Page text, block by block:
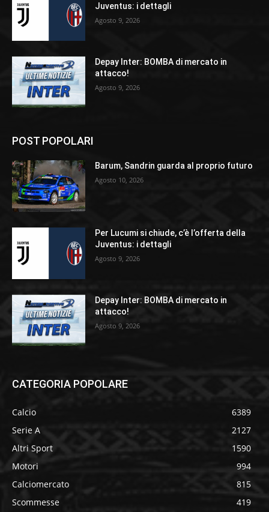
Juventus: i dettagli
Agosto 9, 2026
Depay Inter: BOMBA di mercato in
attacco!
Agosto 9, 2026
POST POPOLARI
Barum, Sandrin guarda al proprio futuro
Agosto 10, 2026
Per Lucumi si chiude, c’è l’offerta della
Juventus: i dettagli
Agosto 9, 2026
Depay Inter: BOMBA di mercato in
attacco!
Agosto 9, 2026
CATEGORIA POPOLARE
Calcio
6389
Serie A
2127
Altri Sport
1590
Motori
994
Calciomercato
815
Scommesse
419